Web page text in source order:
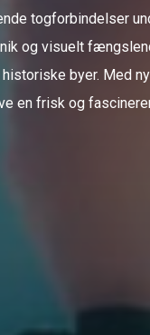
togforbindelser
og visuelt
byer. Med
en frisk og